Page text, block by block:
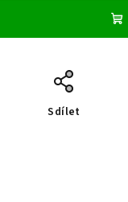
Sdílet